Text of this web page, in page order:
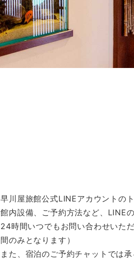
早川屋旅館公式LINEアカウントの
館内設備、ご予約方法など、LINE
24時間いつでもお問い合わせいた
間のみとなります）
また、宿泊のご予約チャットでは承